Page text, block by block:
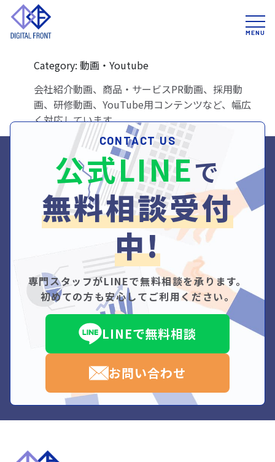
A
どんな動画を作れます
か？
Category: 動画・Youtube
会社紹介動画、商品・サービスPR動画、採用動
画、研修動画、YouTube用コンテンツなど、幅広
く対応しています。
CONTACT US
公式LINEで
無料相談受付
中!
専門スタッフがLINEで無料相談を承ります。
初めての方も安心してご利用ください。
LINEで無料相談
お問い合わせ